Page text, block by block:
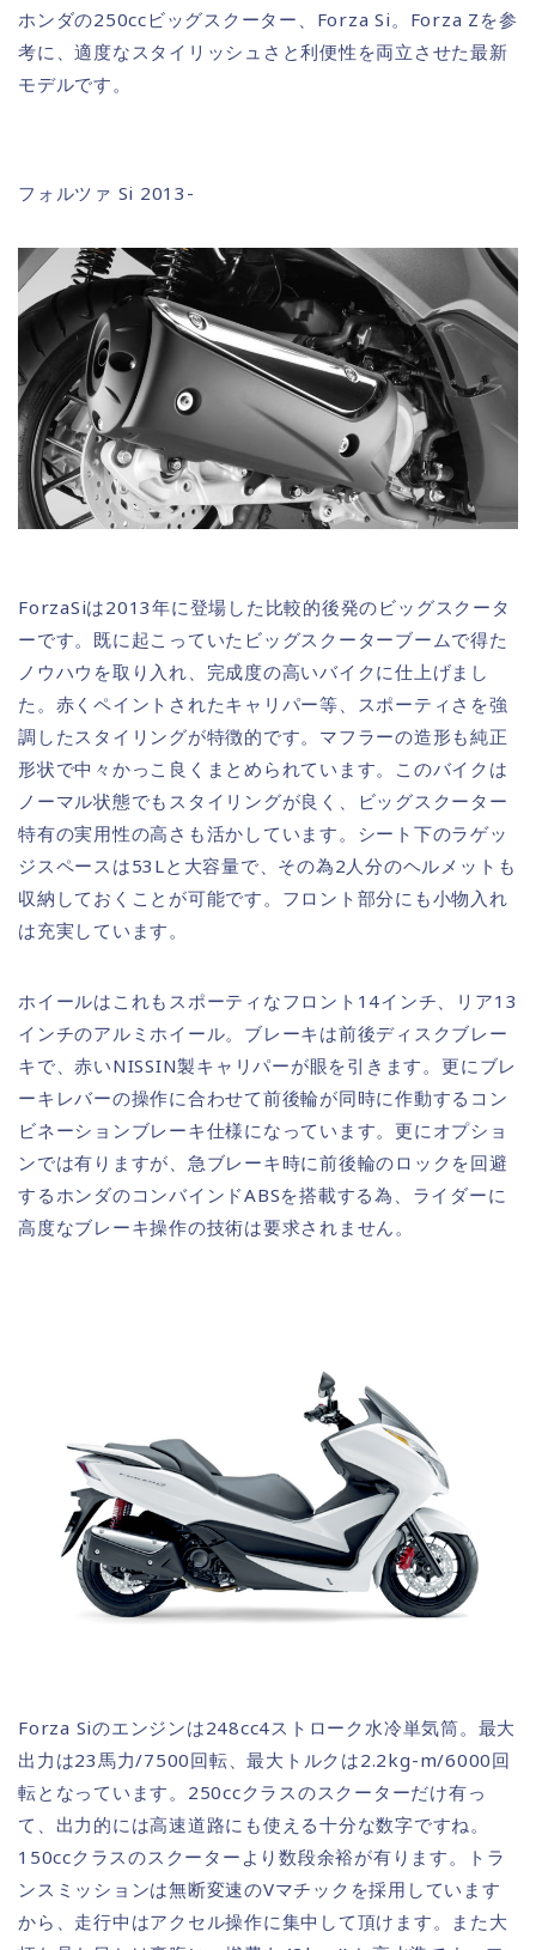
ホンダの250ccビッグスクーター、Forza Si。Forza Zを参
考に、適度なスタイリッシュさと利便性を両立させた最新
モデルです。
フォルツァ Si 2013-
ForzaSiは2013年に登場した比較的後発のビッグスクータ
ーです。既に起こっていたビッグスクーターブームで得た
ノウハウを取り入れ、完成度の高いバイクに仕上げまし
た。赤くペイントされたキャリパー等、スポーティさを強
調したスタイリングが特徴的です。マフラーの造形も純正
形状で中々かっこ良くまとめられています。このバイクは
ノーマル状態でもスタイリングが良く、ビッグスクーター
特有の実用性の高さも活かしています。シート下のラゲッ
ジスペースは53Lと大容量で、その為2人分のヘルメットも
収納しておくことが可能です。フロント部分にも小物入れ
は充実しています。
ホイールはこれもスポーティなフロント14インチ、リア13
インチのアルミホイール。ブレーキは前後ディスクブレー
キで、赤いNISSIN製キャリパーが眼を引きます。更にブレ
ーキレバーの操作に合わせて前後輪が同時に作動するコン
ビネーションブレーキ仕様になっています。更にオプショ
ンでは有りますが、急ブレーキ時に前後輪のロックを回避
するホンダのコンバインドABSを搭載する為、ライダーに
高度なブレーキ操作の技術は要求されません。
Forza Siのエンジンは248cc4ストローク水冷単気筒。最大
出力は23馬力/7500回転、最大トルクは2.2kg-m/6000回
転となっています。250ccクラスのスクーターだけ有っ
て、出力的には高速道路にも使える十分な数字ですね。
150ccクラスのスクーターより数段余裕が有ります。トラ
ンスミッションは無断変速のVマチックを採用しています
から、走行中はアクセル操作に集中して頂けます。また大